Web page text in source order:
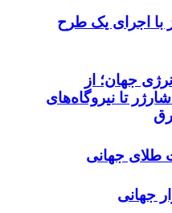
با اجرای یک طرح
جهان؛ از
تا نیروگاه‌های
طلای جهانی
جهانی